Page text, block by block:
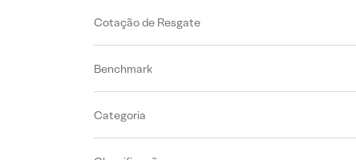
Cotação de Resgate
Benchmark
Categoria